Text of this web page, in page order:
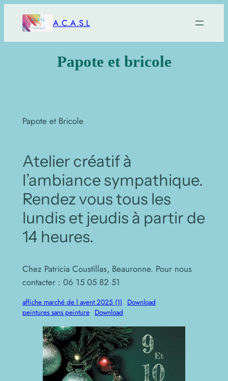
A.C.A.S.L
Papote et bricole
Papote et Bricole
Atelier créatif à
l’ambiance sympathique.
Rendez vous tous les
lundis et jeudis à partir de
14 heures.
Chez Patricia Coustillas, Beauronne. Pour nous
contacter : 06 15 05 82 51
affiche marché de l avent 2025 (1)
Download
peintures sans peinture Download